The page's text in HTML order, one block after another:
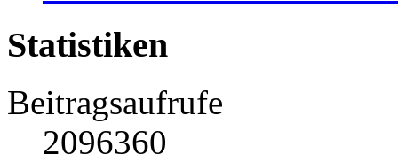
Statistiken
Beitragsaufrufe
2096360